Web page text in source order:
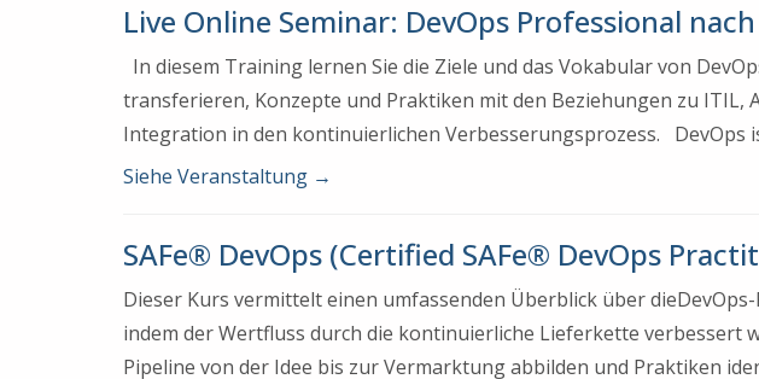
Live Online Seminar: DevOps Professional nach
In diesem Training lernen Sie die Ziele und das Vokabular von
transferieren, Konzepte und Praktiken mit den Beziehungen zu ITIL,
Integration in den kontinuierlichen Verbesserungsprozess. DevOps
Siehe Veranstaltung →
SAFe® DevOps (Certified SAFe® DevOps
Dieser Kurs vermittelt einen umfassenden Überblick über
indem der Wertfluss durch die kontinuierliche Lieferkette verbessert
Pipeline von der Idee bis zur Vermarktung abbilden und Praktiken